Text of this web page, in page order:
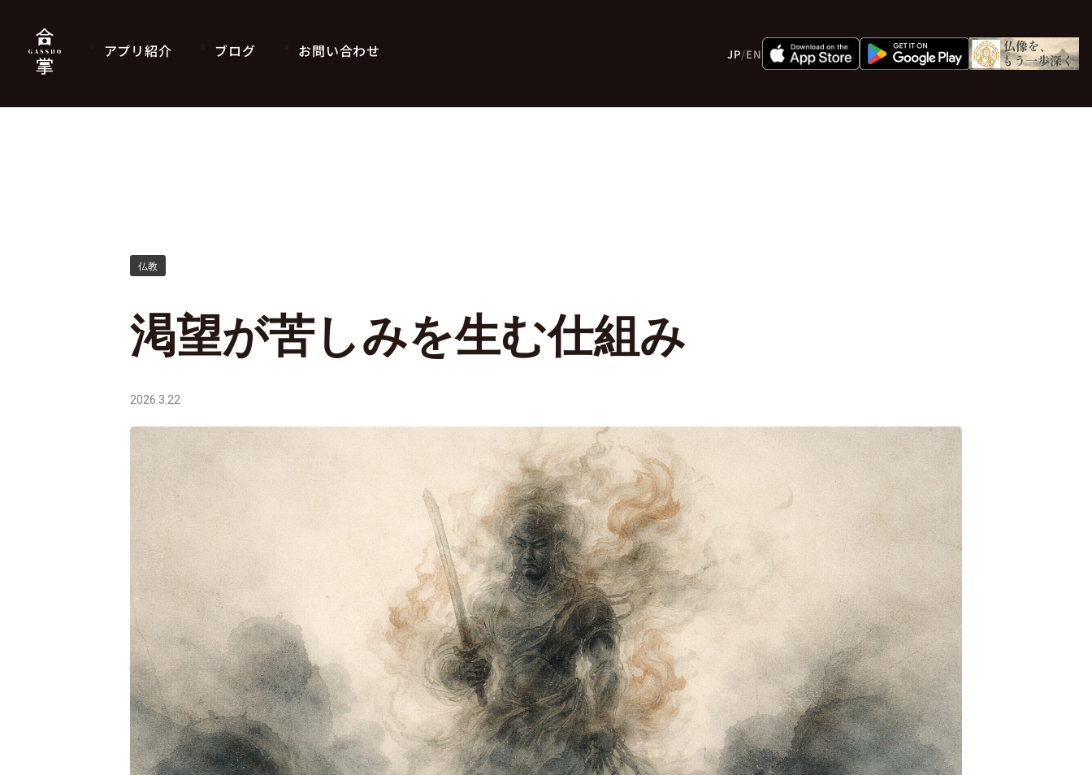
アプリ紹介 ブログ お問い合わせ JP/EN
仏教
渇望が苦しみを生む仕組み
2026.3.22